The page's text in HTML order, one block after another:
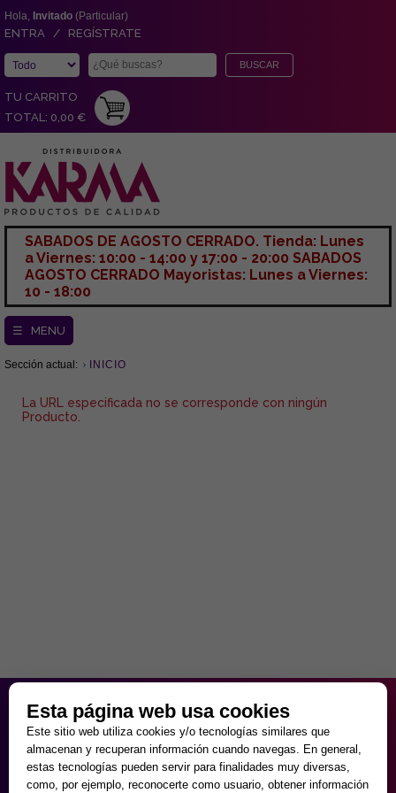
Hola, Invitado (Particular)
ENTRA / REGÍSTRATE
TU CARRITO
TOTAL: 0,00 €
SABADOS DE AGOSTO CERRADO. Tienda: Lunes
a Viernes: 10:00 - 14:00 y 17:00 - 20:00 SABADOS
AGOSTO CERRADO Mayoristas: Lunes a Viernes:
10 - 18:00
☰ MENU
Sección actual: INICIO
La URL especificada no se corresponde con ningún
Producto.
de Lunes a Viernes
9:30 - 20:00
Sábados
10:00 - 14:00 y 17:00 - 20:00
Domingos cerrado.
Esta página web usa cookies
Este sitio web utiliza cookies y/o tecnologías similares que
almacenan y recuperan información cuando navegas. En general,
estas tecnologías pueden servir para finalidades muy diversas,
como, por ejemplo, reconocerte como usuario, obtener información